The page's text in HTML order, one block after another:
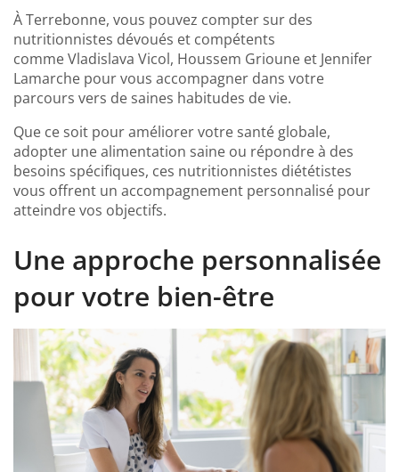
À Terrebonne, vous pouvez compter sur des
nutritionnistes dévoués et compétents
comme Vladislava Vicol, Houssem Grioune et Jennifer
Lamarche pour vous accompagner dans votre
parcours vers de saines habitudes de vie.
Que ce soit pour améliorer votre santé globale,
adopter une alimentation saine ou répondre à des
besoins spécifiques, ces nutritionnistes diététistes
vous offrent un accompagnement personnalisé pour
atteindre vos objectifs.
Une approche personnalisée
pour votre bien-être